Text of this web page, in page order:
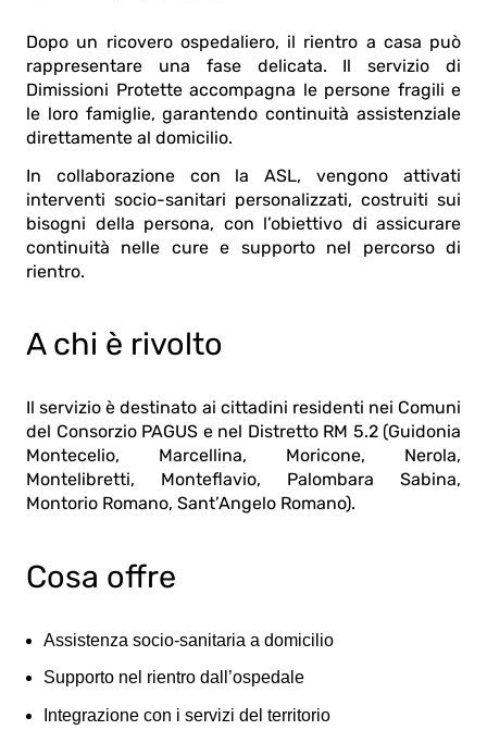
Dopo un ricovero ospedaliero, il rientro a casa può
rappresentare una fase delicata. Il servizio di
Dimissioni Protette accompagna le persone fragili e
le loro famiglie, garantendo continuità assistenziale
direttamente al domicilio.
In collaborazione con la ASL, vengono attivati
interventi socio-sanitari personalizzati, costruiti sui
bisogni della persona, con l’obiettivo di assicurare
continuità nelle cure e supporto nel percorso di
rientro.
A chi è rivolto
Il servizio è destinato ai cittadini residenti nei Comuni
del Consorzio PAGUS e nel Distretto RM 5.2 (Guidonia
Montecelio, Marcellina, Moricone, Nerola,
Montelibretti, Monteflavio, Palombara Sabina,
Montorio Romano, Sant’Angelo Romano).
Cosa offre
Assistenza socio-sanitaria a domicilio
Supporto nel rientro dall’ospedale
Integrazione con i servizi del territorio